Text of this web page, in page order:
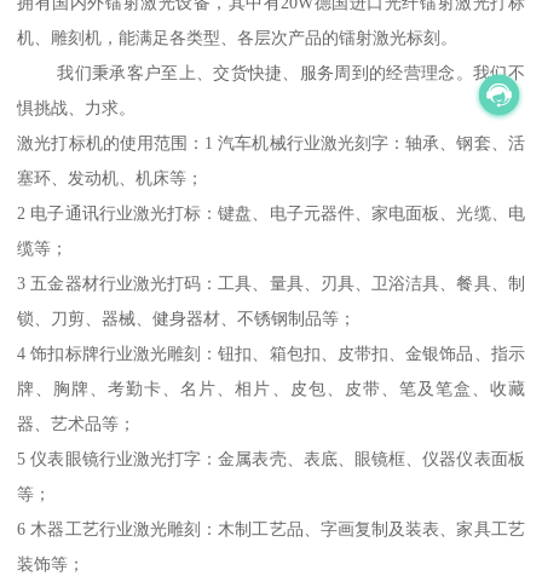
机、雕刻机，能满足各类型、各层次产品的镭射激光标刻。
我们秉承客户至上、交货快捷、服务周到的经营理念。我们不
惧挑战、力求。
激光打标机的使用范围：1 汽车机械行业激光刻字：轴承、钢套、活
塞环、发动机、机床等；
2 电子通讯行业激光打标：键盘、电子元器件、家电面板、光缆、电
缆等；
3 五金器材行业激光打码：工具、量具、刃具、卫浴洁具、餐具、制
锁、刀剪、器械、健身器材、不锈钢制品等；
4 饰扣标牌行业激光雕刻：钮扣、箱包扣、皮带扣、金银饰品、指示
牌、胸牌、考勤卡、名片、相片、皮包、皮带、笔及笔盒、收藏
器、艺术品等；
5 仪表眼镜行业激光打字：金属表壳、表底、眼镜框、仪器仪表面板
等；
6 木器工艺行业激光雕刻：木制工艺品、字画复制及装表、家具工艺
装饰等；